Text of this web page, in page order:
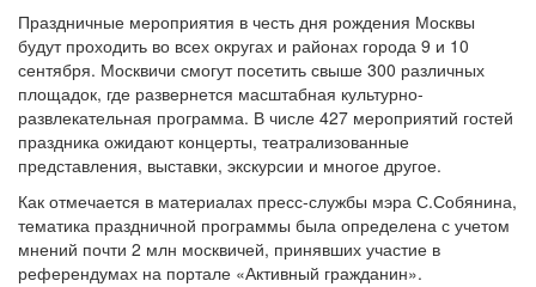
Праздничные мероприятия в честь дня рождения Москвы
будут проходить во всех округах и районах города 9 и 10
сентября. Москвичи смогут посетить свыше 300 различных
площадок, где развернется масштабная культурно-
развлекательная программа. В числе 427 мероприятий гостей
праздника ожидают концерты, театрализованные
представления, выставки, экскурсии и многое другое.
Как отмечается в материалах пресс-службы мэра С.Собянина,
тематика праздничной программы была определена с учетом
мнений почти 2 млн москвичей, принявших участие в
референдумах на портале «Активный гражданин».